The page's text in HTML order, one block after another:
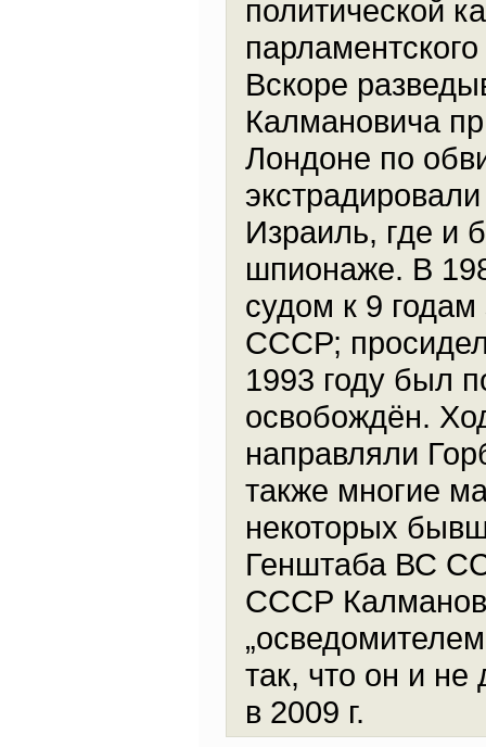
политической
Вскоре
Калмановича
Лондоне по
Израиль, где и
шпионаже. В
судом к 9
СССР;
1993 году был
освобождён.
направляли
также многие
некоторых
Генштаба ВС
СССР
так, что он и
в 2009 г.